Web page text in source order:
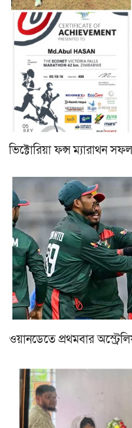
ভিক্টোরিয়া ফল্স ম্যারাথন
ওয়ানডেতে প্রথমবার